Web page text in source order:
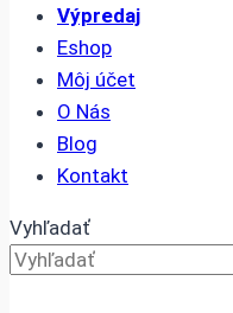
Výpredaj
Eshop
Môj účet
O Nás
Blog
Kontakt
Vyhľadať